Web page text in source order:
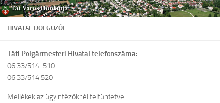
HIVATAL DOLGOZÓI
Táti Polgármesteri Hivatal telefonszáma:
06 33/514-510
06 33/514 520
Mellékek az ügyintézőknél feltüntetve.